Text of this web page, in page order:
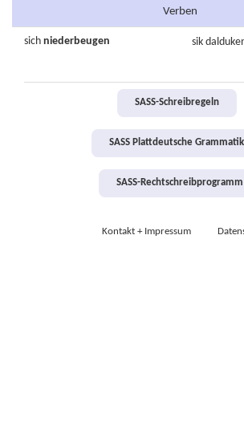
Verben
sich niederbeugen sik
SASS-Schreibregeln
SASS Plattdeutsche Grammatik
SASS-Rechtschreibprogramm
Kontakt + Impressum